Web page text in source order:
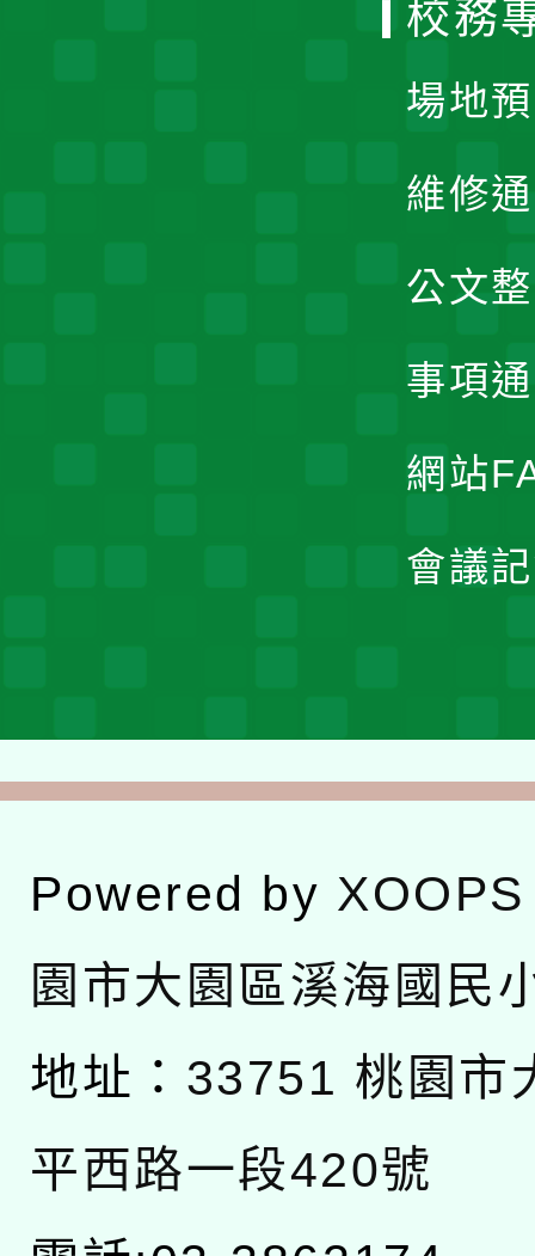
校務
場地
維修
公文
事項
網站
會議
Powered by XOOPS
園市大園區溪海國民
地址： 33751 桃園市
平西路一段420號